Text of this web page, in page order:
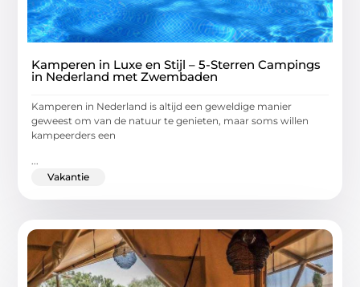
Kamperen in Luxe en Stijl – 5-Sterren Campings
in Nederland met Zwembaden
Kamperen in Nederland is altijd een geweldige manier
geweest om van de natuur te genieten, maar soms willen
kampeerders een
Vakantie